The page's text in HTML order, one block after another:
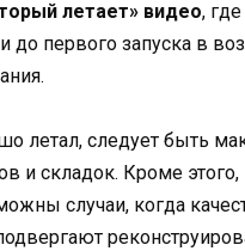
летает» видео,
до первого запуска в
летал, следует быть
и складок. Кроме
случаи, когда